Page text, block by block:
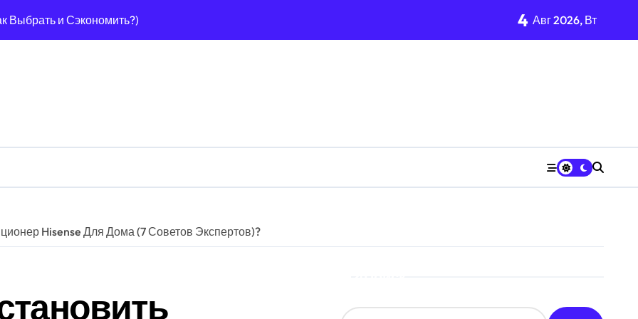
Выбрать и Сэкономить?)
+ 7 Советов) Для Шерсти?
Гид По Выбору + Советы Эксперта!
Газона!
Гид + Секреты Чистой Воды!
(IPX4+), Гид По Выбору!
4 Авг 2026, Вт
Hisense Для Дома (7 Советов Экспертов)?